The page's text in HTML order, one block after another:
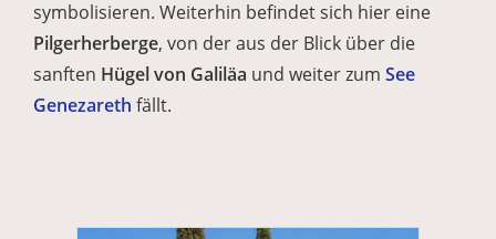
symbolisieren. Weiterhin befindet sich hier eine
Pilgerherberge, von der aus der Blick über die
sanften Hügel von Galiläa und weiter zum See
Genezareth fällt.